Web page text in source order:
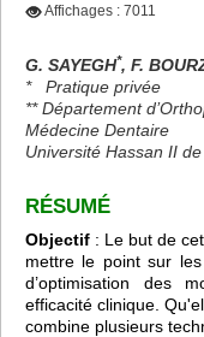
Affichages : 7011
G. SAYEGH*, F.
*
Pratique privée
** Département
Médecine Dentaire
Université Hassan II
RÉSUMÉ
Objectif : Le but de
mettre le point sur les
d’optimisation des
efficacité clinique.
combine plusieurs